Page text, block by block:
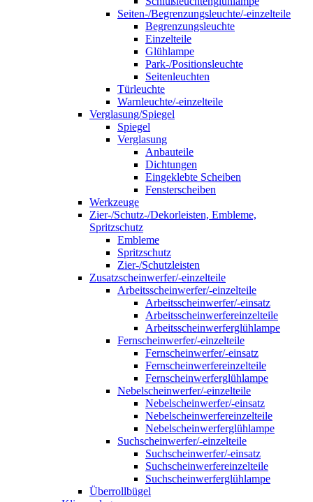
Seiten-/Begrenzungsleuchte/-einzelteile
Begrenzungsleuchte
Einzelteile
Glühlampe
Park-/Positionsleuchte
Seitenleuchten
Türleuchte
Warnleuchte/-einzelteile
Verglasung/Spiegel
Spiegel
Verglasung
Anbauteile
Dichtungen
Eingeklebte Scheiben
Fensterscheiben
Werkzeuge
Zier-/Schutz-/Dekorleisten, Embleme,
Spritzschutz
Embleme
Spritzschutz
Zier-/Schutzleisten
Zusatzscheinwerfer/-einzelteile
Arbeitsscheinwerfer/-einzelteile
Arbeitsscheinwerfer/-einsatz
Arbeitsscheinwerfereinzelteile
Arbeitsscheinwerferglühlampe
Fernscheinwerfer/-einzelteile
Fernscheinwerfer/-einsatz
Fernscheinwerfereinzelteile
Fernscheinwerferglühlampe
Nebelscheinwerfer/-einzelteile
Nebelscheinwerfer/-einsatz
Nebelscheinwerfereinzelteile
Nebelscheinwerferglühlampe
Suchscheinwerfer/-einzelteile
Suchscheinwerfer/-einsatz
Suchscheinwerfereinzelteile
Suchscheinwerferglühlampe
Überrollbügel